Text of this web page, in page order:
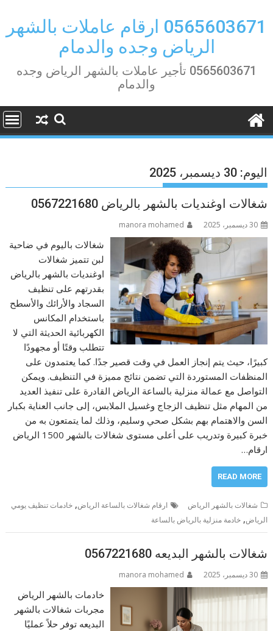
content
0565603671 ارقام عاملات بالشهر
الرياض وجده والدمام
0565603671 تأجير عاملات بالشهر الرياض وجده
والدمام
اليوم:30 ديسمبر، 2025
شغالات اوغنديات بالشهر بالرياض 0567221680
30 ديسمبر، 2025 manora mohamed
شغالات باليوم في ضاحية
لبن تتميز شغالات
اوغنديات بالشهر بالرياض
بقدرتهم على تنظيف
السجاد والأرائك والأسطح
باستخدام المكانس
الكهربائية الحديثة التي لا
تتطلب وقتًا أو مجهودًا
كبيرًا، حيث يتم إنجاز العمل في وقت قصير جدًا. كما يعتمدون على
المنظفات المستوردة التي تضمن نتائج مميزة في التنظيف. ويمكن
التواصل مع عمالة منزلية بالساعة الرياض القادرة على تنفيذ العديد
من المهام مثل تنظيف الزجاج وغسيل الملابس، إلى جانب العناية بكبار
السن والاهتمام بهم بشكل صحي وسليم، وذلك لما يتمتعون به من
خبرة كبيرة وتدريب على أعلى مستوى شغالات بالشهر 1500 الرياض
ارقام…
READ MORE
شغالات بالشهر الرياض ارقام شغالات بالساعة الرياض,خادمات تنظيف يومي
الرياض,خادمة منزلية بالرياض بالساعة
شغالات بالشهر البديعه 0567221680
30 ديسمبر، 2025 manora mohamed
خادمات بالشهر الرياض
مجربات شغالات بالشهر
البديعه توفر حلاً عمليًا